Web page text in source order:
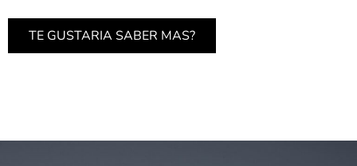
TE GUSTARIA SABER MAS?